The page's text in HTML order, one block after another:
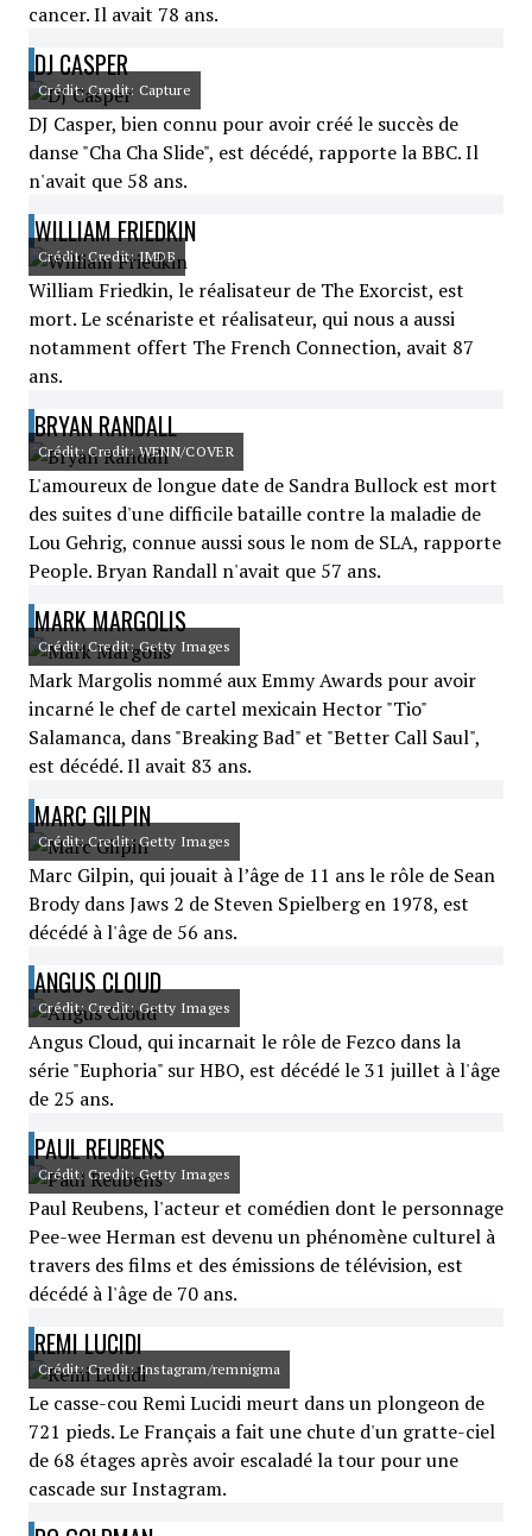
cancer. Il avait 78 ans.
DJ CASPER
Crédit: Credit: Capture
DJ Casper, bien connu pour avoir créé le succès de
danse "Cha Cha Slide", est décédé, rapporte la BBC. Il
n'avait que 58 ans.
WILLIAM FRIEDKIN
Crédit: Credit: IMDB
William Friedkin, le réalisateur de The Exorcist, est
mort. Le scénariste et réalisateur, qui nous a aussi
notamment offert The French Connection, avait 87
ans.
BRYAN RANDALL
Crédit: Credit: WENN/COVER
L'amoureux de longue date de Sandra Bullock est mort
des suites d'une difficile bataille contre la maladie de
Lou Gehrig, connue aussi sous le nom de SLA, rapporte
People. Bryan Randall n'avait que 57 ans.
MARK MARGOLIS
Crédit: Credit: Getty Images
Mark Margolis nommé aux Emmy Awards pour avoir
incarné le chef de cartel mexicain Hector "Tio"
Salamanca, dans "Breaking Bad" et "Better Call Saul",
est décédé. Il avait 83 ans.
MARC GILPIN
Crédit: Credit: Getty Images
Marc Gilpin, qui jouait à l’âge de 11 ans le rôle de Sean
Brody dans Jaws 2 de Steven Spielberg en 1978, est
décédé à l'âge de 56 ans.
ANGUS CLOUD
Crédit: Credit: Getty Images
Angus Cloud, qui incarnait le rôle de Fezco dans la
série "Euphoria" sur HBO, est décédé le 31 juillet à l'âge
de 25 ans.
PAUL REUBENS
Crédit: Credit: Getty Images
Paul Reubens, l'acteur et comédien dont le personnage
Pee-wee Herman est devenu un phénomène culturel à
travers des films et des émissions de télévision, est
décédé à l'âge de 70 ans.
REMI LUCIDI
Crédit: Credit: Instagram/remnigma
Le casse-cou Remi Lucidi meurt dans un plongeon de
721 pieds. Le Français a fait une chute d'un gratte-ciel
de 68 étages après avoir escaladé la tour pour une
cascade sur Instagram.